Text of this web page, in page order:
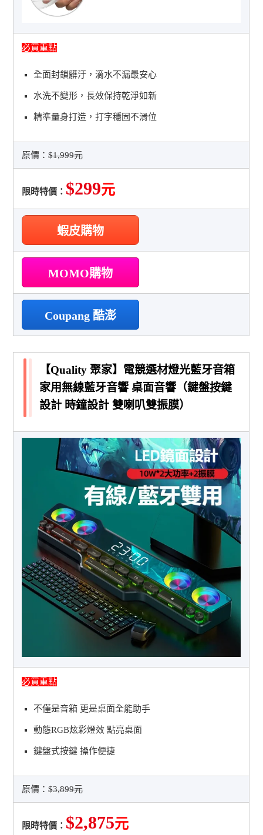
必買重點
全面封鎖髒汙，滴水不漏最安心
水洗不變形，長效保持乾淨如新
精準量身打造，打字穩固不滑位
原價：$1,999元
限時特價： $299元
蝦皮購物
MOMO購物
Coupang 酷澎
【Quality 聚家】電競選材燈光藍牙音箱
家用無線藍牙音響 桌面音響（鍵盤按鍵
設計 時鐘設計 雙喇叭雙振膜）
必買重點
不僅是音箱 更是桌面全能助手
動態RGB炫彩燈效 點亮桌面
鍵盤式按鍵 操作便捷
原價：$3,899元
限時特價： $2,875元